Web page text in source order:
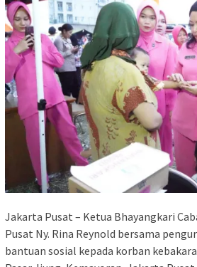
Jakarta Pusat – Ketua Bhayangkari
Pusat Ny. Rina Reynold bersama
bantuan sosial kepada korban